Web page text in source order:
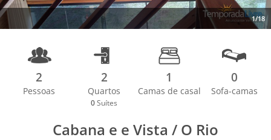
1/18
2
Pessoas
2
Quartos
0 Suítes
1
Camas de casal
0
Sofa-camas
Cabana e e Vista / O Rio